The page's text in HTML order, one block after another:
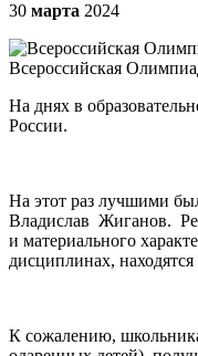
30 марта 2024
Всероссийская
На днях в
России.
На этот раз лучшими
Владислав Жиганов.
и материального
дисциплинах,
К сожалению,